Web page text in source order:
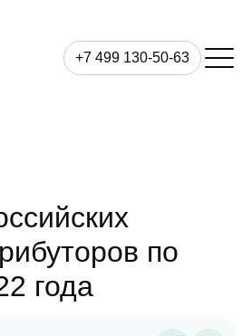
+7 499 130-50-63
по
года